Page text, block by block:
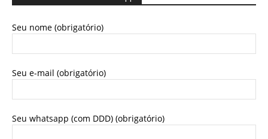
Seu nome (obrigatório)
Seu e-mail (obrigatório)
Seu whatsapp (com DDD) (obrigatório)